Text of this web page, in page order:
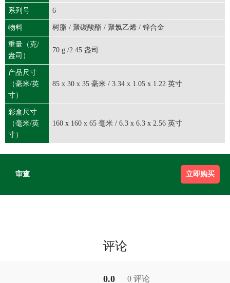
系列号 6
物料 树脂 / 聚碳酸酯 / 聚氯乙烯 / 锌合金
重量（克/
盎司）
70 g /2.45 盎司
产品尺寸
（毫米/英
寸）
85 x 30 x 35 毫米 / 3.34 x 1.05 x 1.22 英寸
彩盒尺寸
（毫米/英
寸）
160 x 160 x 65 毫米 / 6.3 x 6.3 x 2.56 英寸
审查 立即购买
评论
0.0 0 评论